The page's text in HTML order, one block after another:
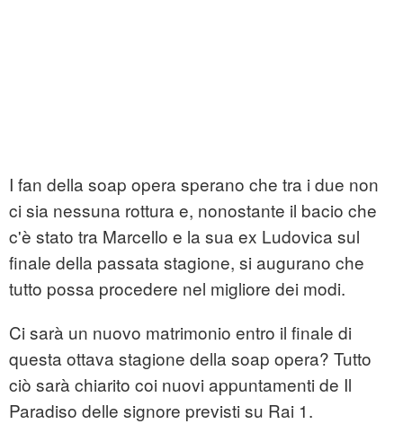
I fan della soap opera sperano che tra i due non
ci sia nessuna rottura e, nonostante il bacio che
c'è stato tra Marcello e la sua ex Ludovica sul
finale della passata stagione, si augurano che
tutto possa procedere nel migliore dei modi.
Ci sarà un nuovo matrimonio entro il finale di
questa ottava stagione della soap opera? Tutto
ciò sarà chiarito coi nuovi appuntamenti de Il
Paradiso delle signore previsti su Rai 1.